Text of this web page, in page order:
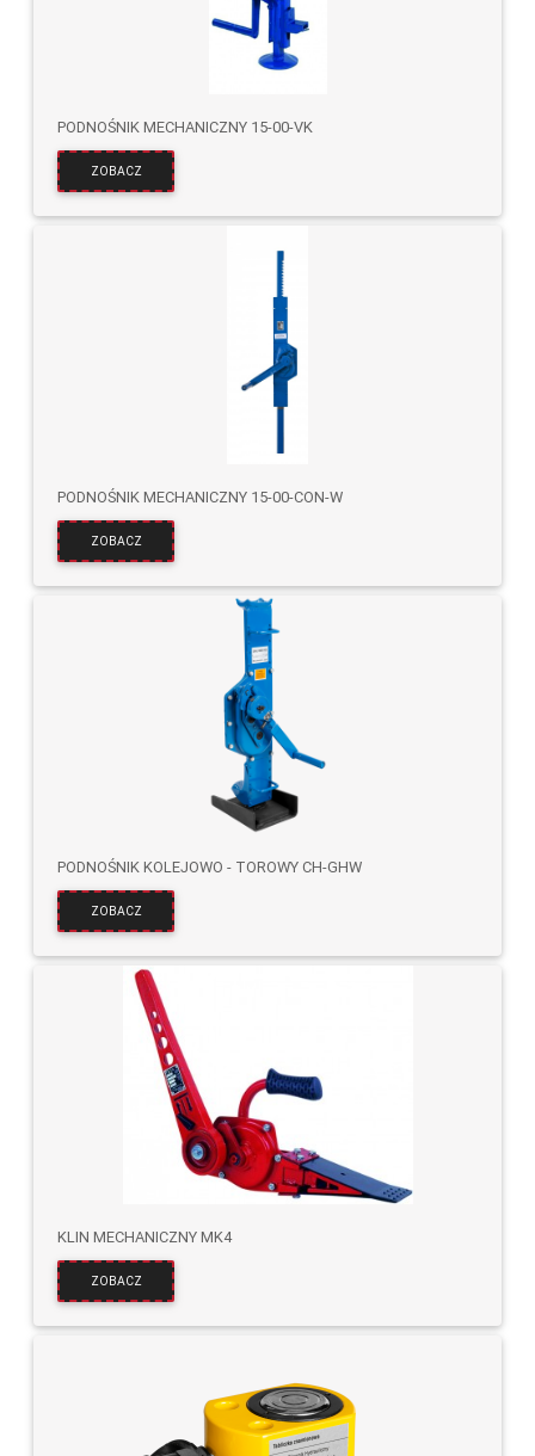
PODNOŚNIK MECHANICZNY 15-00-VK
ZOBACZ
PODNOŚNIK MECHANICZNY 15-00-CON-W
ZOBACZ
PODNOŚNIK KOLEJOWO - TOROWY CH-GHW
ZOBACZ
KLIN MECHANICZNY MK4
ZOBACZ